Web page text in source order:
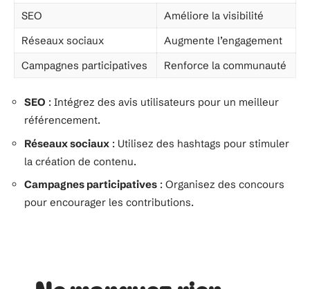
SEO
Améliore la visibilité
Réseaux sociaux
Augmente l’engagement
Campagnes participatives
Renforce la communauté
SEO : Intégrez des avis utilisateurs pour un meilleur
référencement.
Réseaux sociaux : Utilisez des hashtags pour stimuler
la création de contenu.
Campagnes participatives : Organisez des concours
pour encourager les contributions.